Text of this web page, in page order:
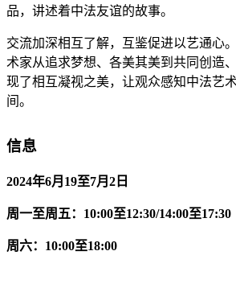
品，讲述着中法友谊的故事。
交流加深相互了解，互鉴促进以艺通心
术家从追求梦想、各美其美到共同创造
现了相互凝视之美，让观众感知中法艺
间。
信息
2024年6月19至7月2 日
周一至周五： 10:00至12:30/14:00至17:30
周六： 10:00至18:00